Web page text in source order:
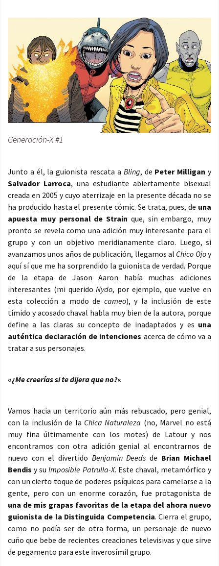
Generación-X #1
Junto a él, la guionista rescata a Bling, de Peter Milligan y
Salvador Larroca, una estudiante abiertamente bisexual
creada en 2005 y cuyo aterrizaje en la presente década no se
ha producido hasta el presente cómic. Se trata, pues, de una
apuesta muy personal de Strain que, sin embargo, muy
pronto se revela como una adición muy interesante para el
grupo y con un objetivo meridianamente claro. Luego, si
avanzamos unos años de publicación, llegamos al Chico Ojoy
aquí sí que me ha sorprendido la guionista de verdad. Porque
de la etapa de Jason Aaron había muchas adiciones
interesantes (mi queridoNydo, por ejemplo, que vuelve en
esta colección a modo de cameo), y la inclusión de este
tímido y acosado chaval habla muy bien de la autora, porque
define a las claras su concepto de inadaptados y es una
auténtica declaración de intenciones acerca de cómo va a
tratar a sus personajes.
«¿Me creerías si te dijera que no?«
Vamos hacia un territorio aún más rebuscado, pero genial,
con la inclusión de la Chica Naturaleza (no, Marvel no está
muy fina últimamente con los motes) de Latour y nos
encontramos con otra adición genial al encontrarnos de
nuevo con el divertido Benjamin Deeds de Brian Michael
Bendis y suImposible Patrulla-X. Este chaval, metamórfico y
con un cierto toque de poderes psíquicos para camelarse a la
gente, pero con un enorme corazón, fue protagonista de
una de mis grapas favoritas de la etapa del ahora nuevo
guionista de la Distinguida Competencia. Cierra el grupo,
como no podía ser de otra forma, un personaje de nuevo
cuño que bebe de recientes creaciones televisivas y que sirve
de pegamento para este inverosímil grupo.